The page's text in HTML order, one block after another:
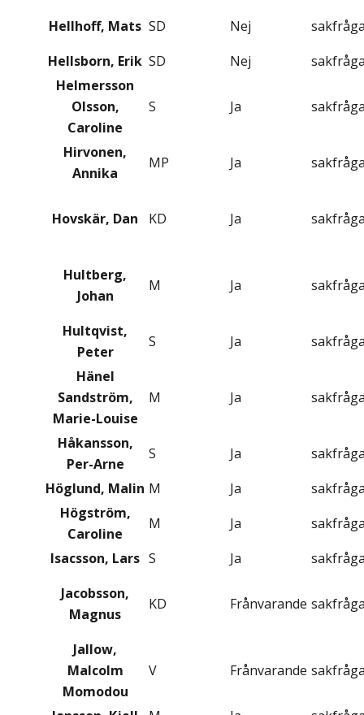
Hellhoff, Mats SD Nej
Hellsborn, Erik SD Nej
Helmersson
Olsson,
Caroline
S Ja
Hirvonen,
Annika
MP Ja
Hovskär, Dan KD Ja
Hultberg,
Johan
M Ja
Hultqvist,
Peter
S Ja
Hänel
Sandström,
Marie-Louise
M Ja
Håkansson,
Per-Arne
S Ja
Höglund, Malin M Ja
Högström,
Caroline
M Ja
Isacsson, Lars S Ja
Jacobsson,
Magnus
KD Frånvarande
Jallow,
Malcolm
Momodou
V Frånvarande